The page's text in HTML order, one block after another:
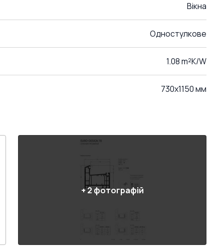
Вікна
Одностулкове
1.08 m²K/W
730x1150 мм
+2 фотографій